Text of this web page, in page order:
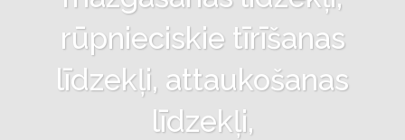
rūpnieciskie tīrīšanas
līdzekļi, attaukošanas
līdzekļi,